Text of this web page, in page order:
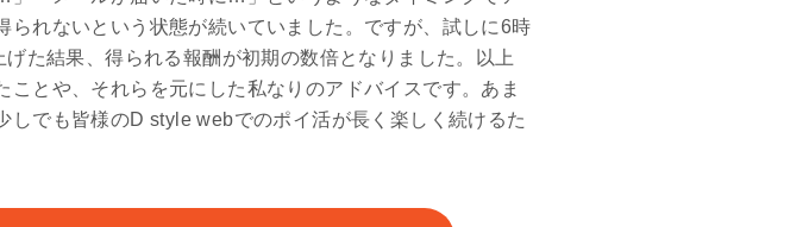
れないという状態が続いていました。ですが、試しに6時
た結果、得られる報酬が初期の数倍となりました。以上
とや、それらを元にした私なりのアドバイスです。あま
でも皆様のD style webでのポイ活が長く楽しく続けるた